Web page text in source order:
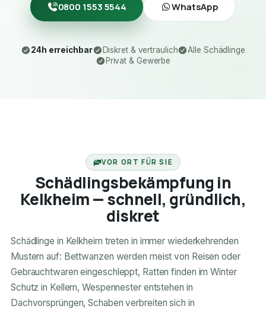
0800 1553 5544 WhatsApp
24h erreichbar Diskret & vertraulich
Alle Schädlinge
Privat & Gewerbe
VOR ORT FÜR SIE
Schädlingsbekämpfung in
Kelkheim — schnell, gründlich,
diskret
Schädlinge in Kelkheim treten in immer wiederkehrenden
Mustern auf: Bettwanzen werden meist von Reisen oder
Gebrauchtwaren eingeschleppt, Ratten finden im Winter
Schutz in Kellern, Wespennester entstehen in
Dachvorsprüngen, Schaben verbreiten sich in